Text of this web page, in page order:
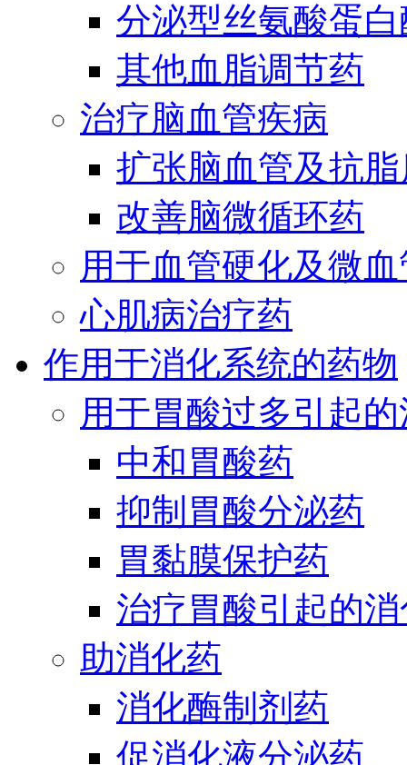
分泌型丝氨酸蛋
其他血脂调节药
治疗脑血管疾病
扩张脑血管及抗
改善脑微循环药
用于血管硬化及微
心肌病治疗药
作用于消化系统的药物
用于胃酸过多引起
中和胃酸药
抑制胃酸分泌药
胃黏膜保护药
治疗胃酸引起的
助消化药
消化酶制剂药
促消化液分泌药